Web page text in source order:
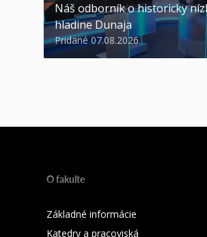
Náš odborník o historicky
hladine Dunaja
Pridané 07.08.2026
O fakulte
Základné informácie
Katedry a pracoviská